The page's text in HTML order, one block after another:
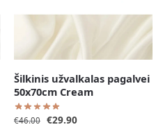
Šilkinis užvalkalas pagalvei
50x70cm Cream
€46.00 €29.90